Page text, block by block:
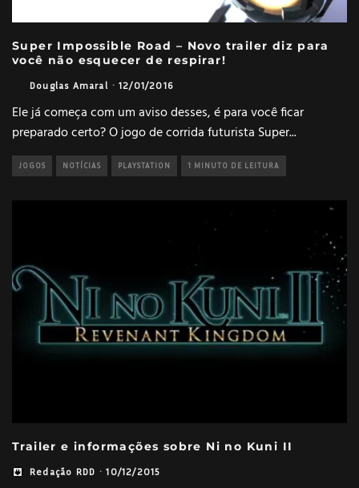
Super Impossible Road – Novo trailer diz para
você não esquecer de respirar!
Douglas Amaral · 12/01/2016
Ele já começa com um aviso desses, é para você ficar
preparado certo? O jogo de corrida futurista Super...
JOGOS NOTÍCIAS PLAYSTATION 1 MINUTO DE LEITURA
Trailer e informações sobre Ni no Kuni II
Redação RDD · 10/12/2015